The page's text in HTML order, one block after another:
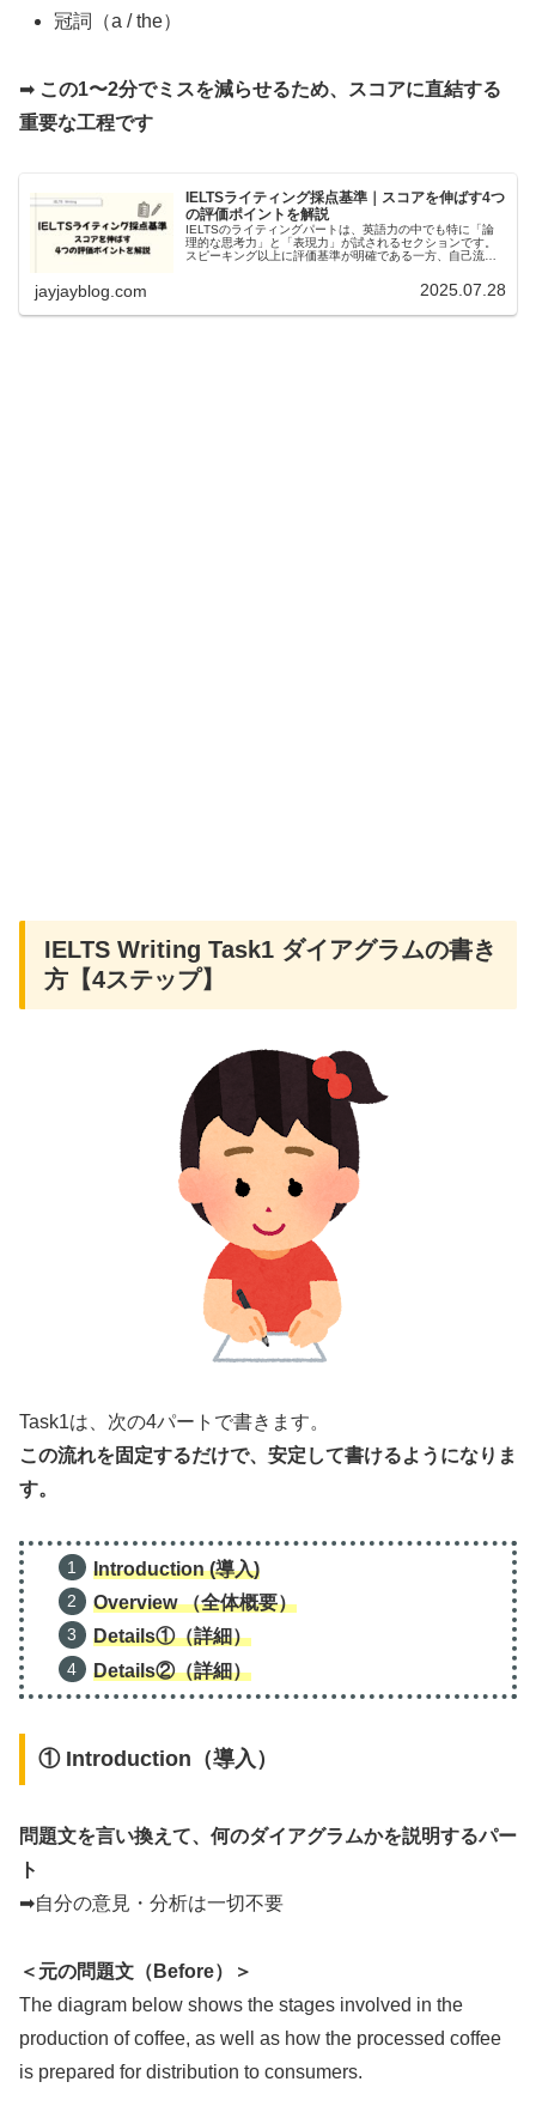
冠詞（a / the）
➡ この1〜2分でミスを減らせるため、スコアに直結する
重要な工程です
IELTSライティング採点基準｜スコアを伸ばす4つ
の評価ポイントを解説
IELTSのライティングパートは、英語力の中でも特に「論
理的な思考力」と「表現力」が試されるセクションです。
スピーキング以上に評価基準が明確である一方、自己流の
jayjayblog.com 2025.07.28
IELTS Writing Task1 ダイアグラムの書き
方【4ステップ】
Task1は、次の4パートで書きます。
この流れを固定するだけで、安定して書けるようになりま
す。
Introduction (導入)
Overview （全体概要）
Details①（詳細）
Details②（詳細）
① Introduction（導入）
問題文を言い換えて、何のダイアグラムかを説明するパー
ト
➡自分の意見・分析は一切不要
＜元の問題文（Before）＞
The diagram below shows the stages involved in the
production of coffee, as well as how the processed coffee
is prepared for distribution to consumers.